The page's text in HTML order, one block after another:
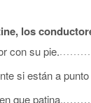
los
con su pie.
si están a
que patina.